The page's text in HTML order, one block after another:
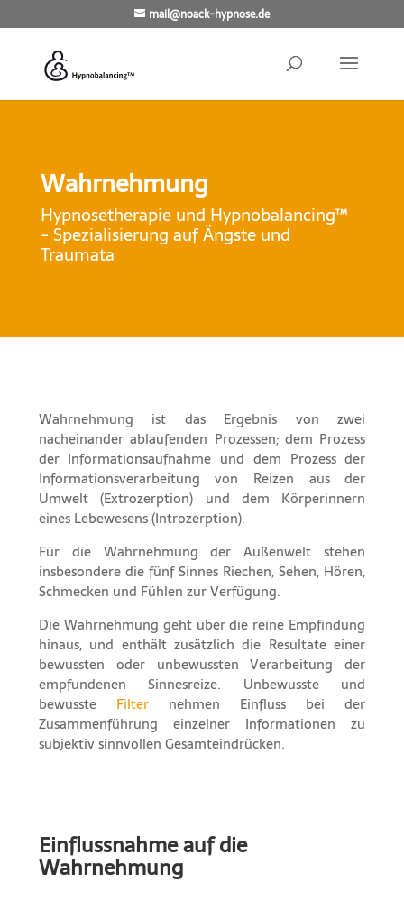
mail@noack-hypnose.de
Wahrnehmung
Hypnosetherapie und Hypnobalancing™
- Spezialisierung auf Ängste und
Traumata
Wahrnehmung ist das Ergebnis von zwei
nacheinander ablaufenden Prozessen; dem Prozess
der Informationsaufnahme und dem Prozess der
Informationsverarbeitung von Reizen aus der
Umwelt (Extrozerption) und dem Körperinnern
eines Lebewesens (Introzerption).
Für die Wahrnehmung der Außenwelt stehen
insbesondere die fünf Sinnes Riechen, Sehen, Hören,
Schmecken und Fühlen zur Verfügung.
Die Wahrnehmung geht über die reine Empfindung
hinaus, und enthält zusätzlich die Resultate einer
bewussten oder unbewussten Verarbeitung der
empfundenen Sinnesreize. Unbewusste und
bewusste Filternehmen Einfluss bei der
Zusammenführung einzelner Informationen zu
subjektiv sinnvollen Gesamteindrücken.
Einflussnahme auf die
Wahrnehmung